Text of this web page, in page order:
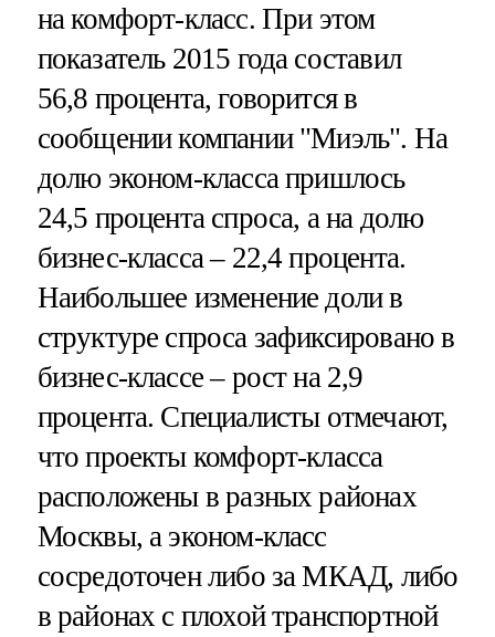
на комфорт-класс. При этом
показатель 2015 года составил
56,8 процента, говорится в
сообщении компании "Миэль". На
долю эконом-класса пришлось
24,5 процента спроса, а на долю
бизнес-класса – 22,4 процента.
Наибольшее изменение доли в
структуре спроса зафиксировано в
бизнес-классе – рост на 2,9
процента. Специалисты отмечают,
что проекты комфорт-класса
расположены в разных районах
Москвы, а эконом-класс
сосредоточен либо за МКАД, либо
в районах с плохой транспортной